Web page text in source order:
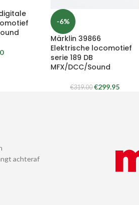
-6%
Märklin 39866
Elektrische locomotief
serie 189 DB
MFX/DCC/Sound
€319.00 €299.95
achteraf